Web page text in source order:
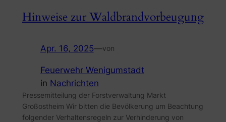
Hinweise zur Waldbrandvorbeugung
Apr. 16, 2025—von
Feuerwehr Wenigumstadt
in Nachrichten
Pressemitteilung der Forstverwaltung Markt
Großostheim Wir bitten die Bevölkerung um Beachtung
folgender Verhaltensregeln zur Verhinderung von